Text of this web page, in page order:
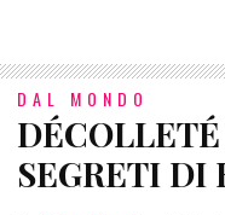
DAL MONDO
SEGRETI DI